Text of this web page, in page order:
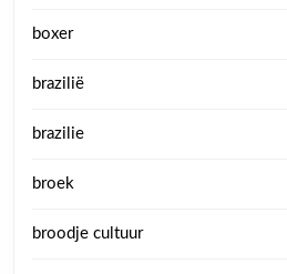
boxer
brazilië
brazilie
broek
broodje cultuur